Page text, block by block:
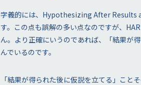
字義的には、Hypothesizing After Results
す。この点も誤解の多い点なのですが、
ん。より正確にいうのであれば、「結果が
んでいるのです。
「結果が得られた後に仮説を立てる」こ